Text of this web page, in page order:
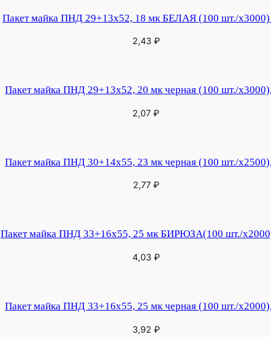
Пакет майка ПНД 29+13х52, 18 мк БЕЛАЯ (100 шт./
2,43 ₽
Пакет майка ПНД 29+13х52, 20 мк черная (100 шт./
2,07 ₽
Пакет майка ПНД 30+14х55, 23 мк черная (100 шт./
2,77 ₽
Пакет майка ПНД 33+16х55, 25 мк БИРЮЗА(100 шт./
4,03 ₽
Пакет майка ПНД 33+16х55, 25 мк черная (100 шт./
3,92 ₽